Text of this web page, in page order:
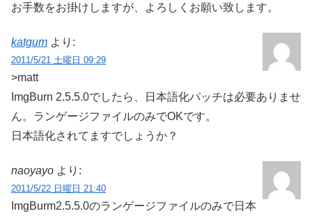
お手数をお掛けしますが、よろしくお願い致します。
katgum より:
2011/5/21 土曜日 09:29
>matt
ImgBurn 2.5.5.0でしたら、日本語化パッチは必要ありませ
ん。ランゲージファイルのみでOKです。
日本語化されてますでしょうか？
naoyayo より:
2011/5/22 日曜日 21:40
ImgBurm2.5.5.0のランゲージファイルのみで日本